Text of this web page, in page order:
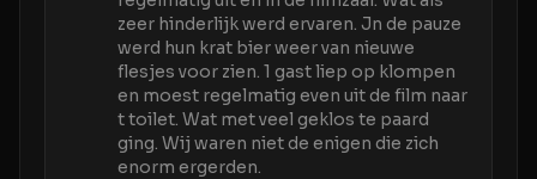
zeer hinderlijk werd ervaren. Jn de pauze
werd hun krat bier weer van nieuwe
flesjes voor zien. 1 gast liep op klompen
en moest regelmatig even uit de film naar
t toilet. Wat met veel geklos te paard
ging. Wij waren niet de enigen die zich
enorm ergerden.